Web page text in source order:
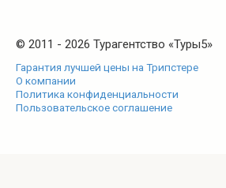
© 2011 - 2026 Турагентство «Туры5»
Гарантия лучшей цены на Трипстере
О компании
Политика конфиденциальности
Пользовательское соглашение